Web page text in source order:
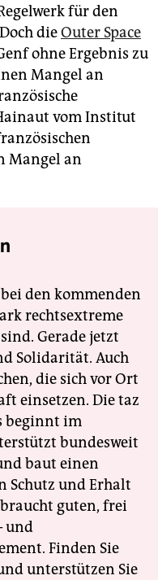
für den
dieOuter Space
ohne Ergebnis zu
Mangel an
vom Institut
Mangel an
den kommenden
rechtsextreme
Gerade jetzt
Solidarität. Auch
die sich vor Ort
einsetzen. Die taz
beginnt im
bundesweit
baut einen
Schutz und Erhalt
guten, frei
und
Finden Sie
unterstützen Sie